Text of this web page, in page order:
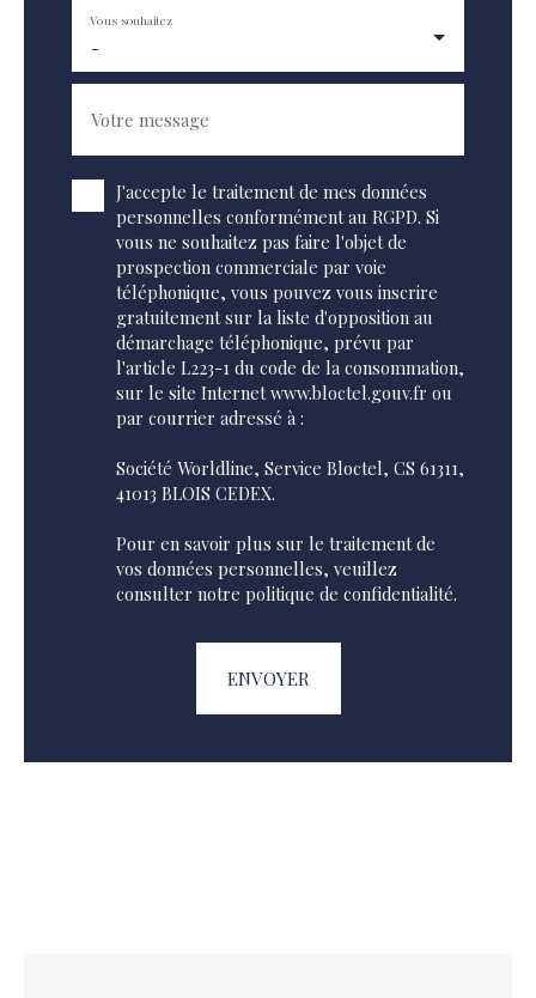
-
Vous souhaitez
Votre message
J'accepte le traitement de mes données
personnelles conformément au RGPD. Si
vous ne souhaitez pas faire l'objet de
prospection commerciale par voie
téléphonique, vous pouvez vous inscrire
gratuitement sur la liste d'opposition au
démarchage téléphonique, prévu par
l'article L223-1 du code de la consommation,
sur le site Internet www.bloctel.gouv.fr ou
par courrier adressé à :
Société Worldline, Service Bloctel, CS 61311,
41013 BLOIS CEDEX.
Pour en savoir plus sur le traitement de
vos données personnelles, veuillez
consulter notre politique de confidentialité.
ENVOYER